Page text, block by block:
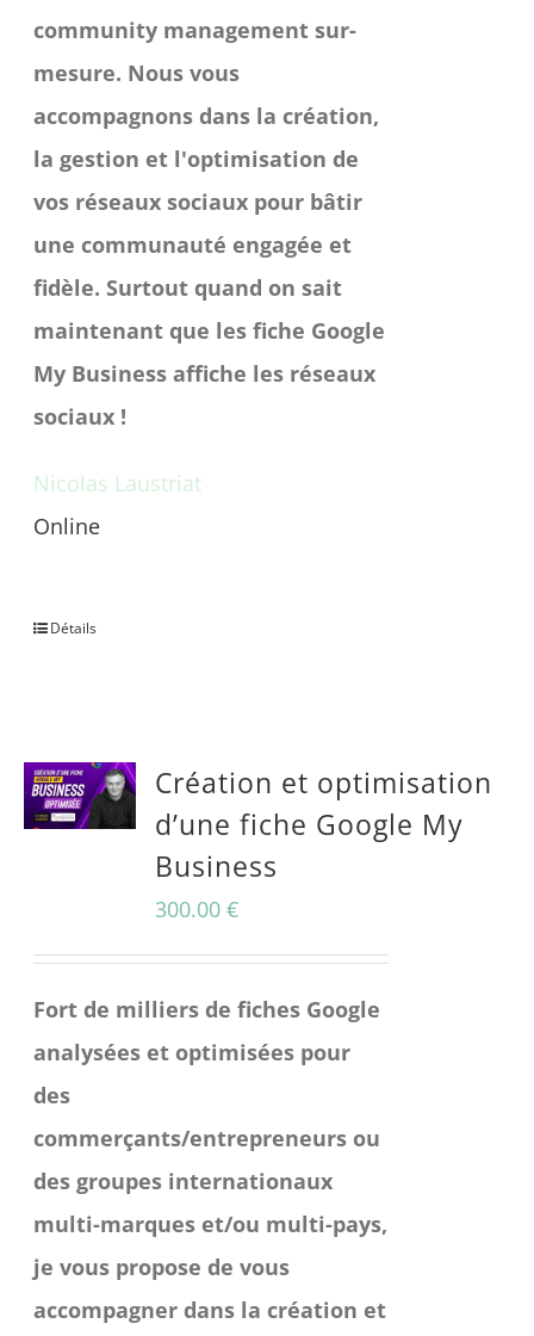
community management sur-
mesure. Nous vous
accompagnons dans la création,
la gestion et l'optimisation de
vos réseaux sociaux pour bâtir
une communauté engagée et
fidèle. Surtout quand on sait
maintenant que les fiche Google
My Business affiche les réseaux
sociaux !
Nicolas Laustriat
Online
Détails
Création et optimisation
d’une fiche Google My
Business
300.00€
Fort de milliers de fiches Google
analysées et optimisées pour
des
commerçants/entrepreneurs ou
des groupes internationaux
multi-marques et/ou multi-pays,
je vous propose de vous
accompagner dans la création et